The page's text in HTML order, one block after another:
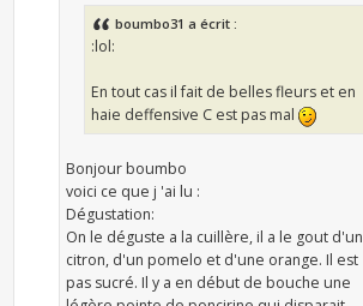
boumbo31 a écrit :
:lol:
En tout cas il fait de belles fleurs et en
haie deffensive C est pas mal
Bonjour boumbo
voici ce que j 'ai lu :
Dégustation:
On le déguste a la cuillère, il a le gout d'un
citron, d'un pomelo et d'une orange. Il est
pas sucré. Il y a en début de bouche une